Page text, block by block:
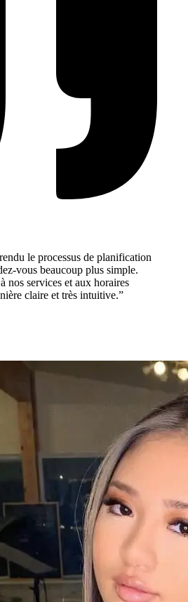
le processus de planification
vous beaucoup plus simple.
nos services et aux horaires
claire et très intuitive.”